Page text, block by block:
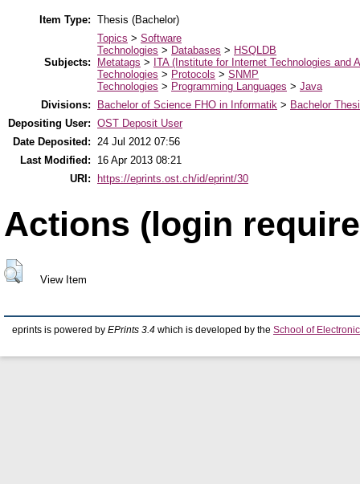
Item Type: Thesis (Bachelor)
Subjects:
Topics > Software
Technologies > Databases > HSQLDB
Metatags > ITA (Institute for Internet Technologies and
Technologies > Protocols > SNMP
Technologies > Programming Languages > Java
Divisions:
Bachelor of Science FHO in Informatik > Bachelor
Depositing User: OST Deposit User
Date Deposited: 24 Jul 2012 07:56
Last Modified:
16 Apr 2013 08:21
URI:
https://eprints.ost.ch/id/eprint/30
Actions (login
View Item
eprints is powered by EPrints 3.4 which is developed by the School of